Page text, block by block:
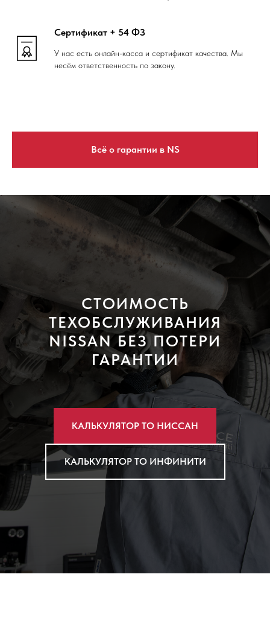
Сертификат + 54 ФЗ
У нас есть онлайн-касса и сертификат качества. Мы
несём ответственность по закону.
Всё о гарантии в NS
СТОИМОСТЬ
ТЕХОБСЛУЖИВАНИЯ
NISSAN БЕЗ ПОТЕРИ
ГАРАНТИИ
КАЛЬКУЛЯТОР ТО НИССАН
КАЛЬКУЛЯТОР ТО ИНФИНИТИ